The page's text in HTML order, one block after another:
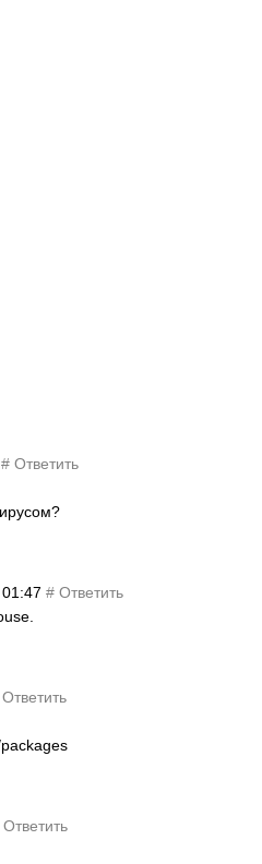
# Ответить
# Ответить
Ответить
Ответить